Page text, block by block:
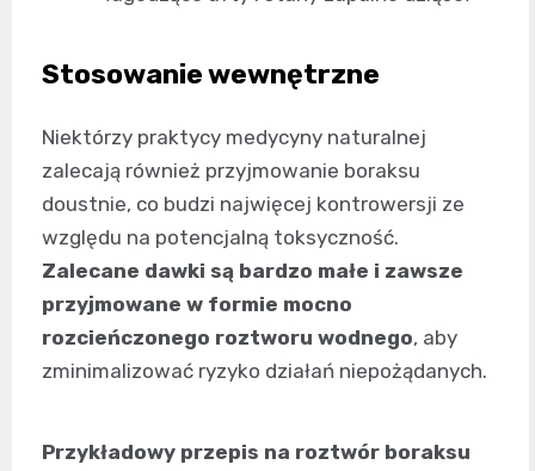
Stosowanie wewnętrzne
Niektórzy praktycy medycyny naturalnej
zalecają również przyjmowanie boraksu
doustnie, co budzi najwięcej kontrowersji ze
względu na potencjalną toksyczność.
Zalecane dawki są bardzo małe i zawsze
przyjmowane w formie mocno
rozcieńczonego roztworu wodnego, aby
zminimalizować ryzyko działań niepożądanych.
Przykładowy przepis na roztwór boraksu